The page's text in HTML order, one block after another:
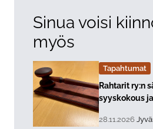
Sinua voisi
myös
Tapahtumat
Lue lisää
Rahtarit ry:n
syyskokous
, Tapahtuman
28.11.2026